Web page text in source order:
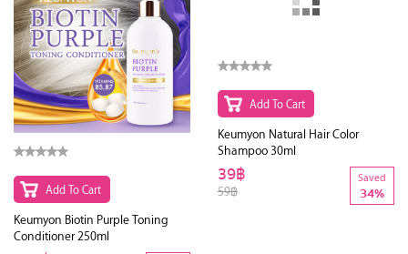
Add To Cart
Keumyon Biotin Purple Toning
Conditioner 250ml